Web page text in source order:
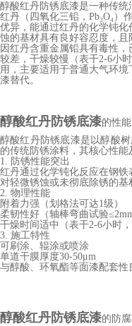
醇酸红丹防锈底漆是一种传统
红丹（四氧化三铅， Pb₃O₄）
优异，能通过红丹的化学钝
蚀的基材具有良好容忍度，
因红丹含重金属铅具有毒性
较差，干燥较慢（表干2-6小
用，主要适用于普通大气环
漆替代。
醇酸红丹防锈底漆的性能
醇酸红丹防锈底漆是以醇酸
的传统防锈涂料，其核心性能
1. 防锈性能突出
红丹通过化学钝化反应在钢
对轻微锈蚀或未彻底除锈的基
2. 物理性能
附着力强（划格法可达1级）
柔韧性好（轴棒弯曲试验
干燥时间适中（表干2-6小时
3. 施工特性
可刷涂、辊涂或喷涂
单道干膜厚度30-50μm
与醇酸、环氧酯等面漆配套性
醇酸红丹防锈底漆的防